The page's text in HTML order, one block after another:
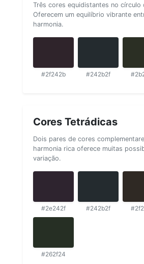
Três cores equidistantes no círculo
Oferecem um equilíbrio vibrante
harmonia.
#2f242b #242b2f
Cores Tetrádicas
Dois pares de cores
harmonia rica oferece muitas
variação.
#2e242f #242b2f
#262f24